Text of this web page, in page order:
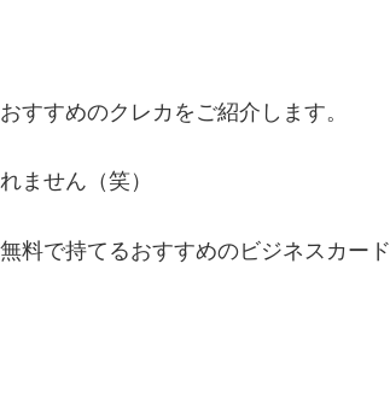
すすめのクレカをご紹介します。
ません（笑）
料で持てるおすすめのビジネスカード